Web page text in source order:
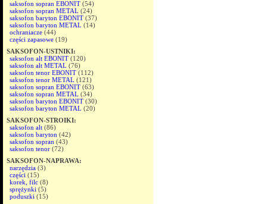
saksofon sopran EBONIT (54)
saksofon sopran METAL (24)
saksofon baryton EBONIT (37)
saksofon baryton METAL (14)
ochraniacze (44)
części zapasowe (19)
SAKSOFON-USTNIKI:
saksofon alt EBONIT (120)
saksofon alt METAL (76)
saksofon tenor EBONIT (112)
saksofon tenor METAL (121)
saksofon sopran EBONIT (63)
saksofon sopran METAL (34)
saksofon baryton EBONIT (30)
saksofon baryton METAL (20)
SAKSOFON-STROIKI:
saksofon alt (86)
saksofon baryton (42)
saksofon sopran (43)
saksofon tenor (72)
SAKSOFON-NAPRAWA:
narzędzia (3)
części (15)
korek, filc (8)
sprężynki (5)
poduszki (15)